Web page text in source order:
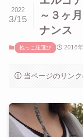
～３ヶ
ナンス
2022
3/15
抱っこ紐選び 2016
当ページのリン